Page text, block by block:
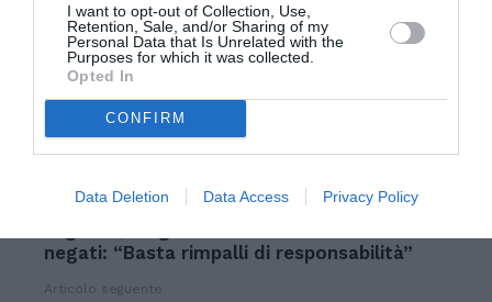
I want to opt-out of Collection, Use,
Retention, Sale, and/or Sharing of my
Personal Data that Is Unrelated with the
Purposes for which it was collected.
Opted In
CONFIRM
Data Deletion Data Access Privacy Policy
solidarietà concreta e di umanità che, nelle
difficoltà di ogni sbarco, fa la differenza per
migliaia di persone alla ricerca di un futuro
Articolo precedente
negati: “Basta rimpalli di responsabilità”
Articolo seguente